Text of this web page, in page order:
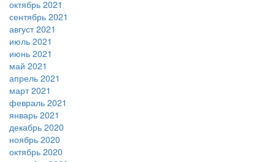
октябрь 2021
сентябрь 2021
август 2021
июль 2021
июнь 2021
май 2021
апрель 2021
март 2021
февраль 2021
январь 2021
декабрь 2020
ноябрь 2020
октябрь 2020